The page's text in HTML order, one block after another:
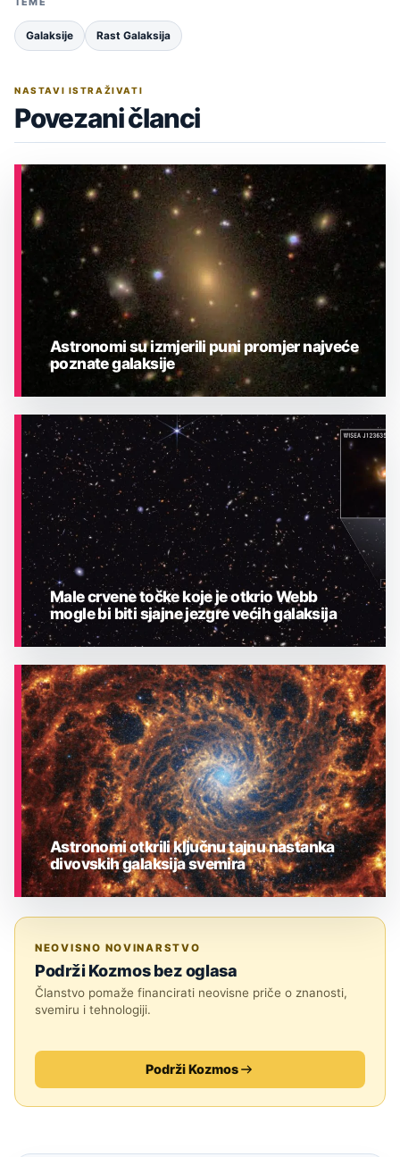
Galaksije Rast Galaksija
NASTAVI ISTRAŽIVATI
Povezani članci
ASTRONOMIJA
Astronomi su izmjerili puni promjer najveće
poznate galaksije
ASTRONOMIJA
Male crvene točke koje je otkrio Webb
mogle bi biti sjajne jezgre većih galaksija
Astronomi otkrili ključnu tajnu nastanka
divovskih galaksija svemira
NEOVISNO NOVINARSTVO
Podrži Kozmos bez oglasa
Članstvo pomaže financirati neovisne priče o znanosti,
svemiru i tehnologiji.
Podrži Kozmos